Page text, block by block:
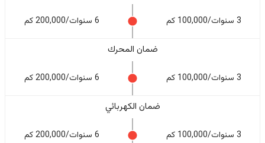
3 سنوات/100,000 كم 6 سنوات/200,000 كم
ضمان المحرك
3 سنوات/100,000 كم 6 سنوات/200,000 كم
ضمان الكهربائي
3 سنوات/100,000 كم 6 سنوات/200,000 كم